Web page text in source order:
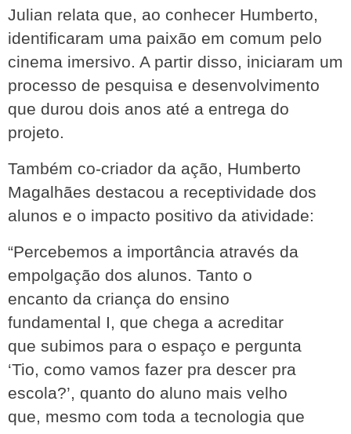
Julian relata que, ao conhecer Humberto,
identificaram uma paixão em comum pelo
cinema imersivo. A partir disso, iniciaram um
processo de pesquisa e desenvolvimento
que durou dois anos até a entrega do
projeto.
Também co-criador da ação, Humberto
Magalhães destacou a receptividade dos
alunos e o impacto positivo da atividade:
“Percebemos a importância através da
empolgação dos alunos. Tanto o
encanto da criança do ensino
fundamental I, que chega a acreditar
que subimos para o espaço e pergunta
‘Tio, como vamos fazer pra descer pra
escola?’, quanto do aluno mais velho
que, mesmo com toda a tecnologia que